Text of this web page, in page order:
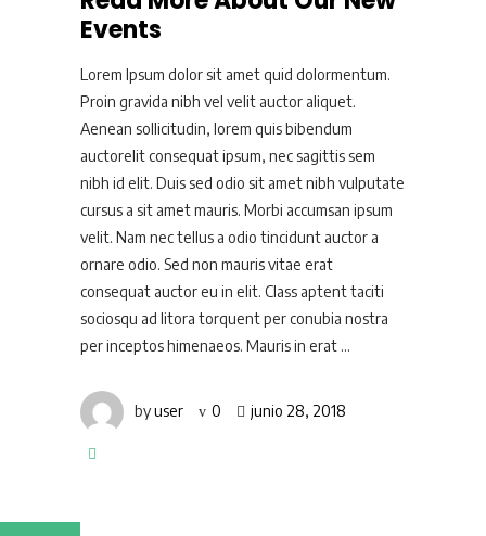
Events
Lorem Ipsum dolor sit amet quid dolormentum.
Proin gravida nibh vel velit auctor aliquet.
Aenean sollicitudin, lorem quis bibendum
auctorelit consequat ipsum, nec sagittis sem
nibh id elit. Duis sed odio sit amet nibh vulputate
cursus a sit amet mauris. Morbi accumsan ipsum
velit. Nam nec tellus a odio tincidunt auctor a
ornare odio. Sed non mauris vitae erat
consequat auctor eu in elit. Class aptent taciti
sociosqu ad litora torquent per conubia nostra
per inceptos himenaeos. Mauris in erat
byuser 0 junio 28, 2018